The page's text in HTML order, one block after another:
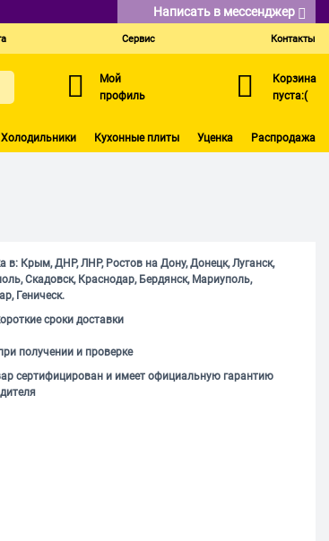
Написать в мессенджер
Сервис Контакты
Мой
профиль
Корзина
пуста:(
Холодильники Кухонные плиты Уценка Распродажа
в: Крым, ДНР, ЛНР, Ростов на Дону, Донецк, Луганск,
Скадовск, Краснодар, Бердянск, Мариуполь,
Геническ.
сроки доставки
получении и проверке
сертифицирован и имеет официальную гарантию